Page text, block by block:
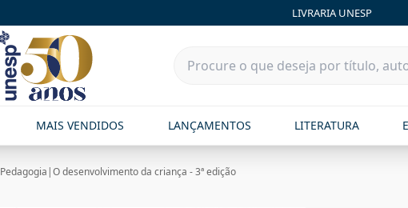
LIVRARIA UNESP
MAIS VENDIDOS LANÇAMENTOS LITERATURA
Pedagogia |O desenvolvimento da criança - 3ª edição